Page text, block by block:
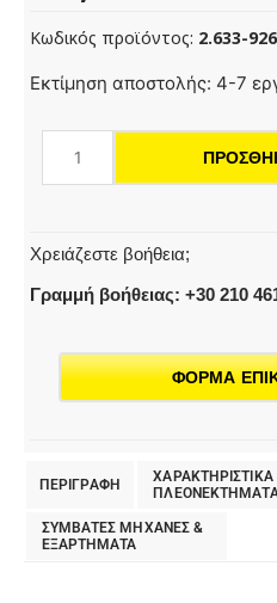
Κωδικός προϊόντος: 2.633-
Εκτίμηση αποστολής: 4-7
Πανάκια
ποσότητα
Χρειάζεστε βοήθεια;
Γραμμή βοήθειας: +30 210
ΦΟΡΜΑ
ΠΕΡΙΓΡΑΦΗ
ΧΑΡΑΚΤΗΡΙΣΤΙΚΑ
ΣΥΜΒΑΤΕΣ ΜΗΧΑΝΕΣ &
ΕΞΑΡΤΗΜΑΤΑ